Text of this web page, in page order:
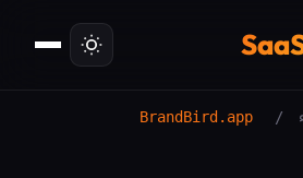
/
BrandBird.app